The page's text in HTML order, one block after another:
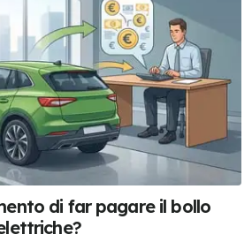
di far pagare il bollo